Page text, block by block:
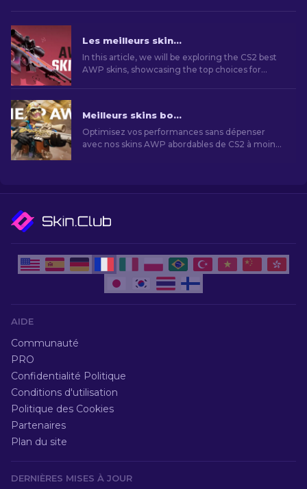
Les meilleurs skins AWP CS2 - Le Guide des skins [2026]
In this article, we will be exploring the CS2 best
AWP skins, showcasing the top choices for
Meilleurs skins bon marché CS2 AWP à moins de 10 $ [2026]
Optimisez vos performances sans dépenser
avec nos skins AWP abordables de CS2 à moins
AIDE
Communauté
PRO
Confidentialité Politique
Conditions d'utilisation
Politique des Cookies
Partenaires
Plan du site
DERNIÈRES MISES À JOUR